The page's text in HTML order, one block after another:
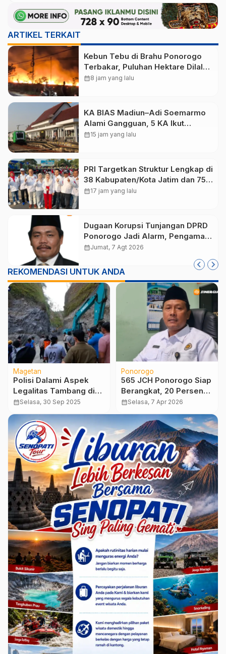
ARTIKEL TERKAIT
Kebun Tebu di Brahu Ponorogo
Terbakar, Puluhan Hektare Dilalap
Api
calendar_month8 jam yang lalu
KA BIAS Madiun–Adi Soemarmo
Alami Gangguan, 5 KA Ikut
Terdampak
calendar_month15 jam yang lalu
PRI Targetkan Struktur Lengkap di
38 Kabupaten/Kota Jatim dan 75
Kursi DPR RI pada Pemilu 2029
calendar_month17 jam yang lalu
Dugaan Korupsi Tunjangan DPRD
Ponorogo Jadi Alarm, Pengamat
Minta Magetan Perkuat Tata
calendar_monthJumat, 7 Agt 2026
REKOMENDASI UNTUK ANDA
Magetan
Polisi Dalami Aspek
Legalitas Tambang di
Trosono Pasca Longsor
calendar_monthSelasa, 30 Sep 2025
Ponorogo
565 JCH Ponorogo Siap
Berangkat, 20 Persen
Lansia dan Risti
calendar_monthSelasa, 7 Apr 2026